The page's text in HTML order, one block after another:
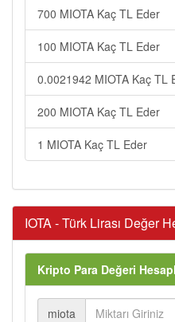
700 MIOTA Kaç TL Eder
100 MIOTA Kaç TL Eder
0.0021942 MIOTA Kaç TL
200 MIOTA Kaç TL Eder
1 MIOTA Kaç TL Eder
IOTA - Türk Lirası Değer
Kripto Para Değeri
miota